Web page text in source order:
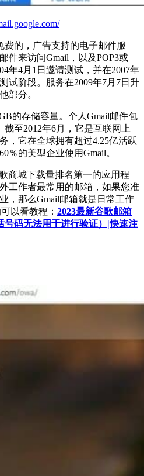
费的，广告支持的电子邮件服
件来访问Gmail，以及POP3或
年4月1日邀请测试，并在2007年
试阶段。服务在2009年7月7日升
部分。
的存储容量。个人Gmail邮件包
至2012年6月，它是互联网上
，它在全球拥有超过4.25亿活跃
％的美型企业使用Gmail。
商城下载量排名第一的应用程
工作者最常用的邮箱，如果您准
，那么Gmail邮箱就是日常工作
以看教程： 2023最新谷歌邮箱
号码无法用于进行验证）|快速注